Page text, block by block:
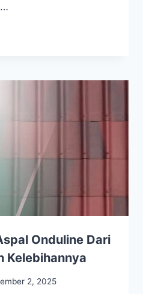
Onduline Dari
Kelebihannya
2, 2025